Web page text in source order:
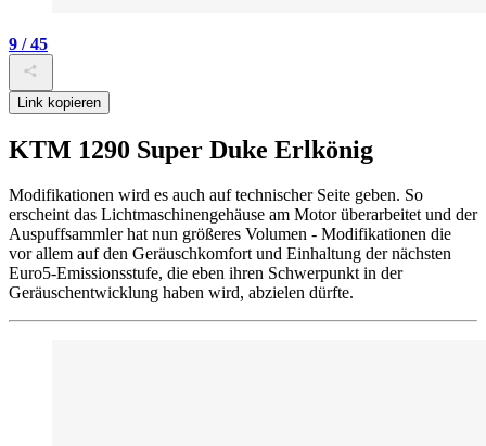
9 / 45
Link kopieren
KTM 1290 Super Duke Erlkönig
Modifikationen wird es auch auf technischer Seite geben. So
erscheint das Lichtmaschinengehäuse am Motor überarbeitet und der
Auspuffsammler hat nun größeres Volumen - Modifikationen die
vor allem auf den Geräuschkomfort und Einhaltung der nächsten
Euro5-Emissionsstufe, die eben ihren Schwerpunkt in der
Geräuschentwicklung haben wird, abzielen dürfte.